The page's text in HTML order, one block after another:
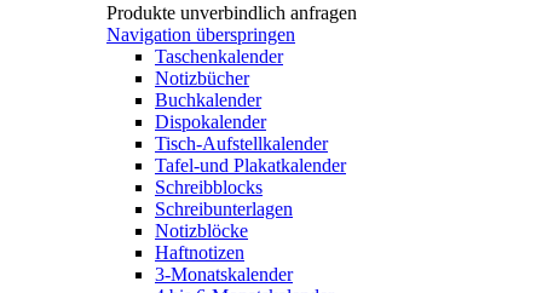
Produkte unverbindlich anfragen
Navigation überspringen
Taschenkalender
Notizbücher
Buchkalender
Dispokalender
Tisch-Aufstellkalender
Tafel-und Plakatkalender
Schreibblocks
Schreibunterlagen
Notizblöcke
Haftnotizen
3-Monatskalender